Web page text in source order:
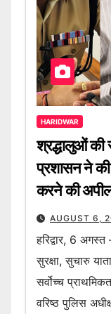
HARIDWAR
श्रद्धालुओं की
प्रशासन ने की
करने की
AUGUST 6,
हरिद्वार, 6
सुरक्षा, सुचारु
सर्वोच्च
वरिष्ठ पुलिस